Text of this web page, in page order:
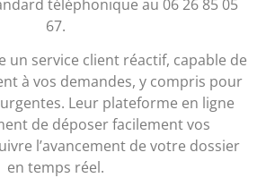
téléphonique au 06 26 85 05
67.
un service client réactif, capable de
à vos demandes, y compris pour
Leur plateforme en ligne
de déposer facilement vos
l’avancement de votre dossier
en temps réel.